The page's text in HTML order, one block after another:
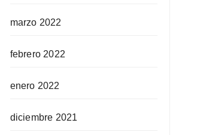
marzo 2022
febrero 2022
enero 2022
diciembre 2021